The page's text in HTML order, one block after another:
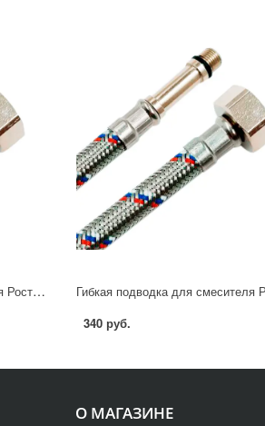
Гибкая подводка для смесителя Ростерм 1/2" М10x15 40 см НР-ВР
340 руб.
О МАГАЗИНЕ